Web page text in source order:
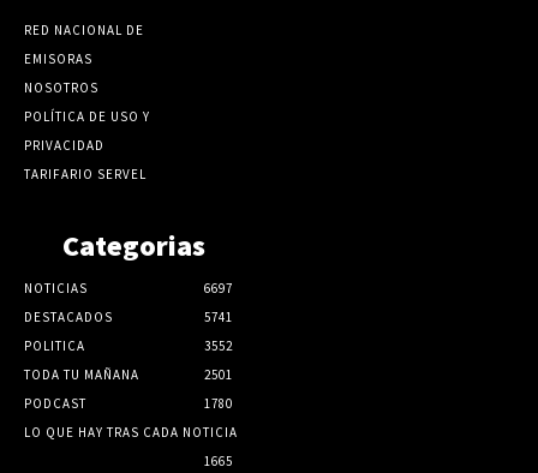
RED NACIONAL DE
EMISORAS
NOSOTROS
POLÍTICA DE USO Y
PRIVACIDAD
TARIFARIO SERVEL
Categorias
NOTICIAS
6697
DESTACADOS
5741
POLITICA
3552
TODA TU MAÑANA
2501
PODCAST
1780
LO QUE HAY TRAS CADA NOTICIA
1665